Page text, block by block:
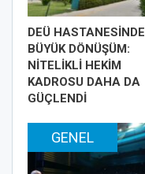
DEÜ HASTANESİNDE
BÜYÜK DÖNÜŞÜM:
NİTELİKLİ HEKİM
KADROSU DAHA DA
GÜÇLENDİ
GENEL